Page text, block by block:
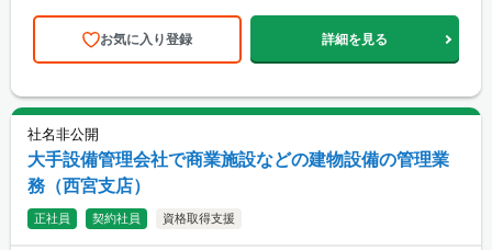
お気に入り登録 詳細を見る
社名非公開
大手設備管理会社で商業施設などの建物設備の管理業
務（西宮支店）
正社員 契約社員 資格取得支援